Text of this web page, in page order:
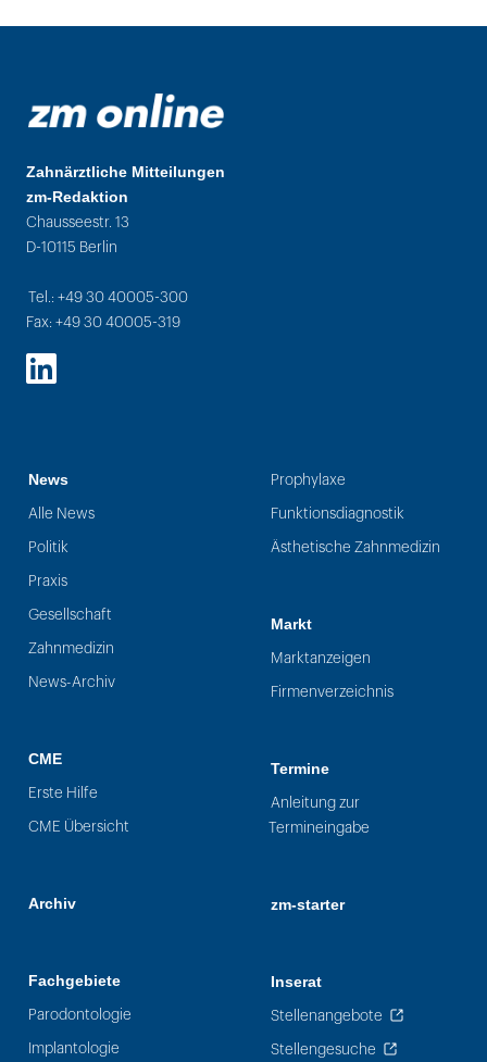
Zahnärztliche Mitteilungen
zm-Redaktion
Chausseestr. 13
D-10115 Berlin
Tel.: +49 30 40005-300
Fax: +49 30 40005-319
LinkedIn
News
Alle News
Politik
Praxis
Gesellschaft
Zahnmedizin
News-Archiv
CME
Erste Hilfe
CME Übersicht
Archiv
Fachgebiete
Parodontologie
Implantologie
Prophylaxe
Funktionsdiagnostik
Ästhetische Zahnmedizin
Markt
Marktanzeigen
Firmenverzeichnis
Termine
Anleitung zur
Termineingabe
zm-starter
Inserat
Stellenangebote
Stellengesuche